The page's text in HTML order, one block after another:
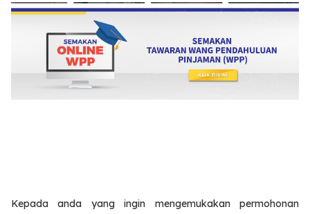
Kepada anda yang ingin mengemukakan permohonan